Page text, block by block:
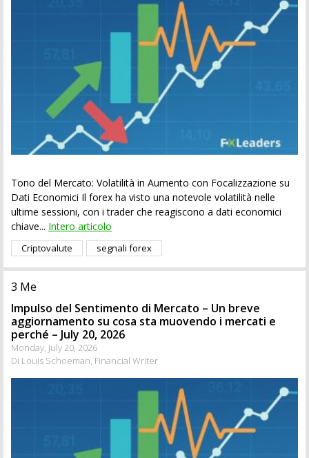
Tono del Mercato: Volatilità in Aumento con Focalizzazione su
Dati Economici Il forex ha visto una notevole volatilità nelle
ultime sessioni, con i trader che reagiscono a dati economici
chiave... Intero articolo
Criptovalute segnali forex
3 Me
Impulso del Sentimento di Mercato – Un breve
aggiornamento su cosa sta muovendo i mercati e
perché – July 20, 2026
Monday, July 20, 2026
Di Louis Schoeman, Financial Writer